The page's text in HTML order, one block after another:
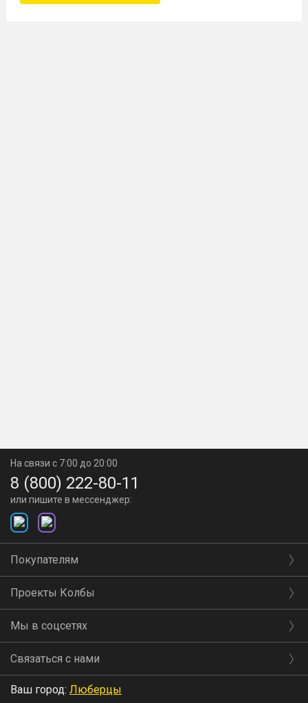
На связи с 7:00 до 20:00
8 (800) 222-80-11
или пишите в мессенджер:
Покупателям
Проекты Колбы
Мы в соцсетях
Связаться с нами
Ваш город: Люберцы